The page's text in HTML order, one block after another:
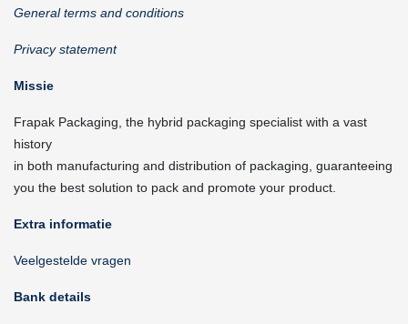
General terms and conditions
Privacy statement
Missie
Frapak Packaging, the hybrid packaging specialist with a vast
history
in both manufacturing and distribution of packaging, guaranteeing
you the best solution to pack and promote your product.
Extra informatie
Veelgestelde vragen
Bank details